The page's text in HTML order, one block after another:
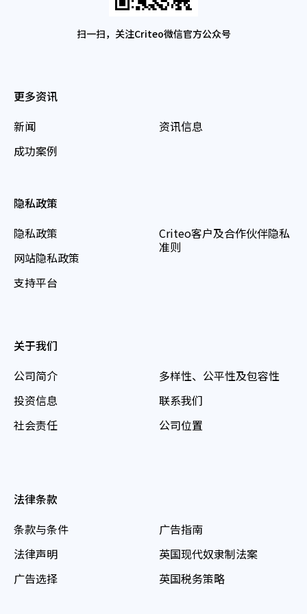
扫一扫，关注Criteo微信官方公众号
更多资讯
新闻
成功案例
资讯信息
隐私政策
隐私政策
网站隐私政策
支持平台
Criteo客户及合作伙伴隐私
准则
关于我们
公司简介
投资信息
社会责任
多样性、公平性及包容性
联系我们
公司位置
法律条款
条款与条件
法律声明
广告选择
广告指南
英国现代奴隶制法案
英国税务策略